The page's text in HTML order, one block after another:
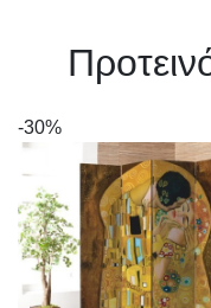
-30%